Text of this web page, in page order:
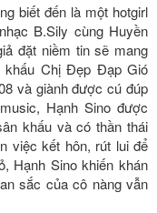
biết đến là một hotgirl
B.Sily cùng Huyền
đặt niềm tin sẽ mang
khấu Chị Đẹp Đạp Gió
và giành được cú đúp
Hạnh Sino được
khấu và có thần thái
việc kết hôn, rút lui để
Hạnh Sino khiến khán
sắc của cô nàng vẫn